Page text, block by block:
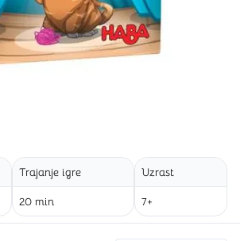
UGAO GLEDANJA
Trajanje igre
20 min
Uzrast
7+